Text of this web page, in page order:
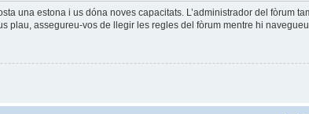
una estona i us dóna noves capacitats. L’administrador del fòrum
plau, assegureu-vos de llegir les regles del fòrum mentre hi navegueu.